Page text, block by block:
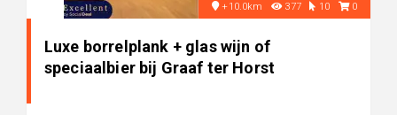
+10.0km 377 10 0
Luxe borrelplank + glas wijn of
speciaalbier bij Graaf ter Horst